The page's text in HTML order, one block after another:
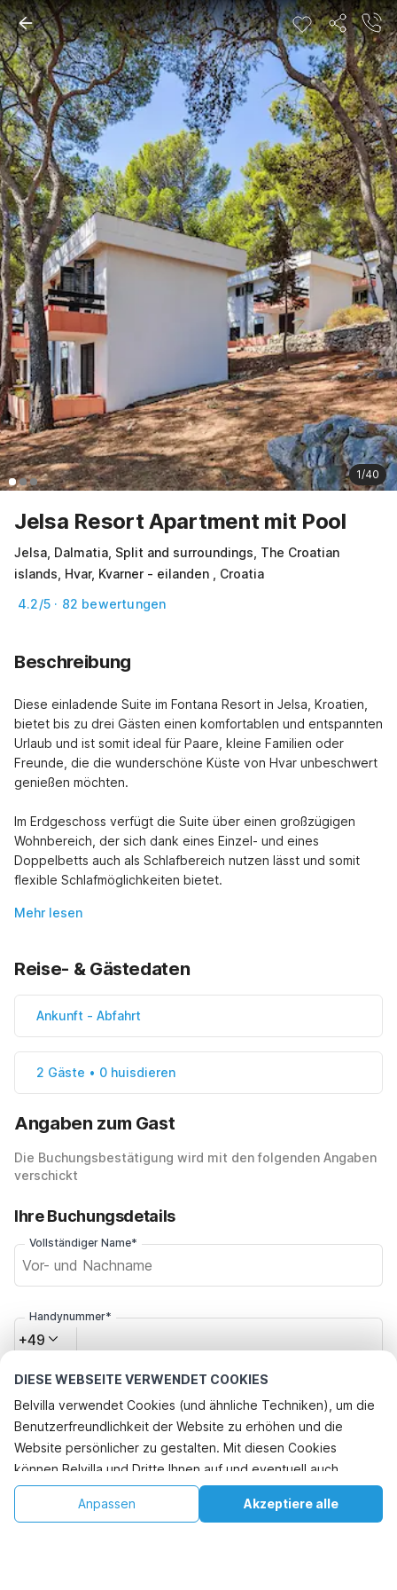
DIESE WEBSEITE VERWENDET COOKIES
Belvilla verwendet Cookies (und ähnliche Techniken), um die
Benutzerfreundlichkeit der Website zu erhöhen und die
Website persönlicher zu gestalten. Mit diesen Cookies
können Belvilla und Dritte Ihnen auf und eventuell auch
außerhalb unserer Website folgen, um Werbung Ihren
Interessen anzupassen und das Teilen von Informationen über
Akzeptiere alle
Anpassen
1/40
Jelsa Resort Apartment mit Pool
Jelsa, Dalmatia, Split and surroundings, The Croatian
islands, Hvar, Kvarner - eilanden , Croatia
4.2/5 · 82 bewertungen
Beschreibung
Diese einladende Suite im Fontana Resort in Jelsa, Kroatien,
bietet bis zu drei Gästen einen komfortablen und entspannten
Urlaub und ist somit ideal für Paare, kleine Familien oder
Freunde, die die wunderschöne Küste von Hvar unbeschwert
genießen möchten.
Im Erdgeschoss verfügt die Suite über einen großzügigen
Wohnbereich, der sich dank eines Einzel- und eines
Doppelbetts auch als Schlafbereich nutzen lässt und somit
flexible Schlafmöglichkeiten bietet.
Mehr lesen
Reise- & Gästedaten
Ankunft - Abfahrt
2 Gäste • 0 huisdieren
Angaben zum Gast
Die Buchungsbestätigung wird mit den folgenden Angaben
verschickt
Ihre Buchungsdetails
Vollständiger Name*
Handynummer*
+49
Klicken Sie hier, um sich von den Belvilla-Angebotsmails
abzumelden. Sie können sich in Zukunft jederzeit wieder
abmelden
+
Verfügbarkeit prüfen